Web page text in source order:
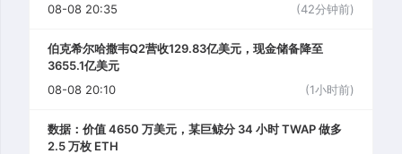
08-08 20:35
(42分钟前)
伯克希尔哈撒韦Q2营收129.83亿美元，现金储备降至
3655.1亿美元
08-08 20:10
(1小时前)
数据：价值 4650 万美元，某巨鲸分 34 小时 TWAP 做多
2.5 万枚 ETH